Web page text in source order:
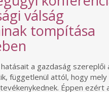
válság
tompítása
a gazdaság szereplői
függetlenül attól, hogy mely
Éppen ezért